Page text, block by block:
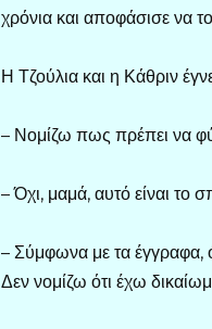
χρόνια και αποφάσισε να
Η Τζούλια και η Κάθριν
– Νομίζω πως πρέπει να
– Όχι, μαμά, αυτό είναι το
– Σύμφωνα με τα έγγραφα,
Δεν νομίζω ότι έχω